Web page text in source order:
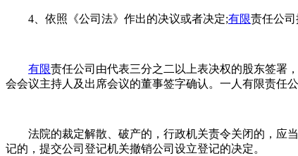
4、依照《公司法》作出的决议或者决定;有限责任公
有限责任公司由代表三分之二以上表决权的股东签署
会会议主持人及出席会议的董事签字确认。一人有限责任
法院的裁定解散、破产的，行政机关责令关闭的，应当
记的，提交公司登记机关撤销公司设立登记的决定。